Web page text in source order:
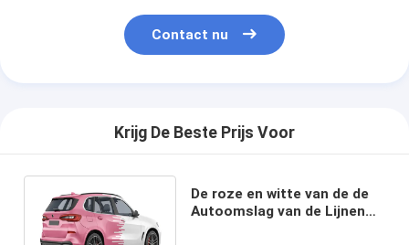
Contact nu
Krijg De Beste Prijs Voor
De roze en witte van de de
Autoomslag van de Lijnen